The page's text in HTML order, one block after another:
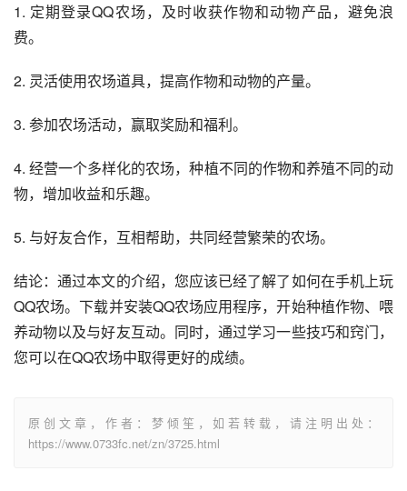
1. 定期登录QQ农场，及时收获作物和动物产品，避免浪
费。
2. 灵活使用农场道具，提高作物和动物的产量。
3. 参加农场活动，赢取奖励和福利。
4. 经营一个多样化的农场，种植不同的作物和养殖不同的动
物，增加收益和乐趣。
5. 与好友合作，互相帮助，共同经营繁荣的农场。
结论：通过本文的介绍，您应该已经了解了如何在手机上玩
QQ农场。下载并安装QQ农场应用程序，开始种植作物、喂
养动物以及与好友互动。同时，通过学习一些技巧和窍门，
您可以在QQ农场中取得更好的成绩。
原创文章，作者：梦倾笙，如若转载，请注明出处：
https://www.0733fc.net/zn/3725.html